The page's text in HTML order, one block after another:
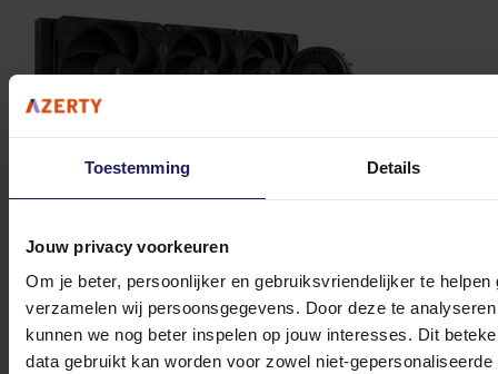
Toestemming Details
Jouw privacy voorkeuren
Om je beter, persoonlijker en gebruiksvriendelijker te
verzamelen wij persoonsgegevens. Door deze te
kunnen we nog beter inspelen op jouw interesses. Dit
data gebruikt kan worden voor zowel niet-
Arctic Liquid Freezer III Pro 420 - Waterkoeler
Volgende werkdag in huis